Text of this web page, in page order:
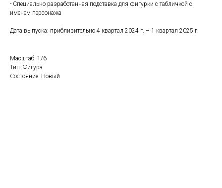
- Специально разработанная подставка для фигурки с табличкой с
именем персонажа
Дата выпуска: приблизительно 4 квартал 2024 г. – 1 квартал 2025 г.
Масштаб: 1/6
Тип: Фигура
Состояние: Новый